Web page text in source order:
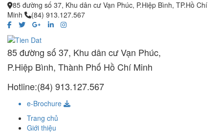
85 đường số 37, Khu dân cư Vạn Phúc, P.Hiệp Bình, TP.Hồ Chí
Minh
(84) 913.127.567
85 đường số 37, Khu dân cư Vạn Phúc,
P.Hiệp Bình, Thành Phố Hồ Chí Minh
Hotline:(84) 913.127.567
e-Brochure
Trang chủ
Giới thiệu